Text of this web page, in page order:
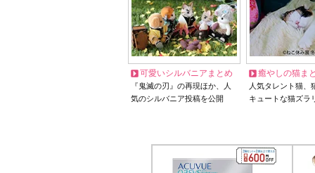
可愛いシルバニアまとめ
『鬼滅の刃』の再現ほか、人
気のシルバニア投稿を公開
癒やしの猫ま
人気タレント猫
キュートな猫ズラ